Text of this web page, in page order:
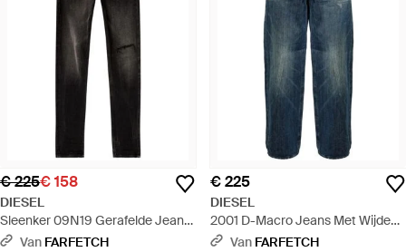
€ 225€ 158
DIESEL
Sleenker 09N19 Gerafelde Jeans
- Zwart
Van FARFETCH
€ 225
DIESEL
2001 D-Macro Jeans Met Wijde
Pijpen - Blauw
Van FARFETCH